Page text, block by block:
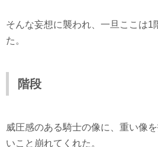
そんな妄想に襲われ、一旦ここは1
た。
階段
威圧感のある騎士の像に、重い像
いこと崩れてくれた。